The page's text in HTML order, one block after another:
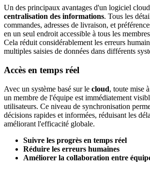
Un des principaux avantages d'un logiciel
centralisation des informations. Tous les
commandes, adresses de livraison, et
en un seul endroit accessible à tous les
Cela réduit considérablement les erreurs
multiples saisies de données dans différents
Accès en temps réel
Avec un système basé sur le cloud, toute mise
un membre de l'équipe est immédiatement
utilisateurs. Ce niveau de synchronisation
décisions rapides et informées, réduisant les
améliorant l'efficacité globale.
Suivre les progrès en temps réel
Réduire les erreurs humaines
Améliorer la collaboration entre